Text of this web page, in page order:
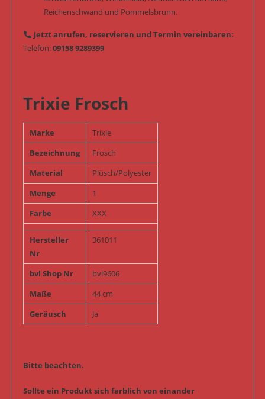
Reichenschwand und Pommelsbrunn.
Jetzt anrufen, reservieren und Termin vereinbaren:
Telefon:09158 9289399
Trixie Frosch
Marke
Trixie
Bezeichnung
Frosch
Material
Plüsch/Polyester
Menge
1
Farbe
XXX
Hersteller
Nr
361011
bvl Shop Nr
bvl9606
Maße
44 cm
Geräusch
Ja
Bitte beachten.
Sollte ein Produkt sich farblich von einander